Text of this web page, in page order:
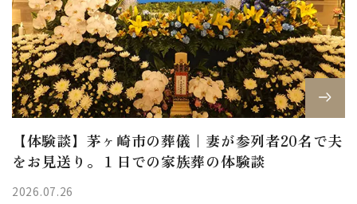
【体験談】茅ヶ崎市の葬儀｜妻が参列者20名で夫
をお見送り。１日での家族葬の体験談
2026.07.26